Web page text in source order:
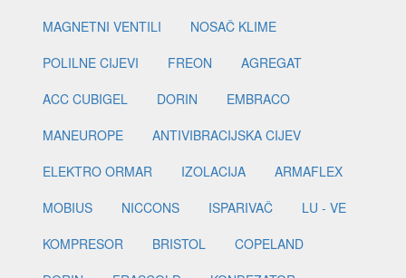
MAGNETNI VENTILI
NOSAČ KLIME
POLILNE CIJEVI
FREON
AGREGAT
ACC CUBIGEL
DORIN
EMBRACO
MANEUROPE
ANTIVIBRACIJSKA CIJEV
ELEKTRO ORMAR
IZOLACIJA
ARMAFLEX
MOBIUS
NICCONS ISPARIVAČ
LU - VE
KOMPRESOR
BRISTOL
COPELAND